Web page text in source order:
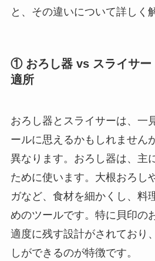
と、その違いについて詳しく
① おろし器 vs スライサー
適所
おろし器とスライサーは、一
ールに思えるかもしれません
異なります。おろし器は、主
ために使います。大根おろし
ガなど、食材を細かくし、料
めのツールです。特に貝印の
適度に残す設計がされており
しができるのが特徴です。